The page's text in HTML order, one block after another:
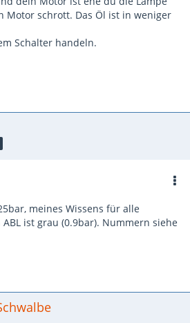
Motor schrott. Das Öl ist in weniger
Schalter handeln.
meines Wissens für alle
ist grau (0.9bar). Nummern siehe